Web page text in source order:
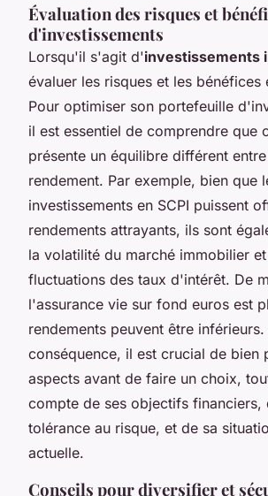
Évaluation des risques et
d'investissements
Lorsqu'il s'agit d'investissements
évaluer les risques et les bénéfices
Pour optimiser son portefeuille
il est essentiel de comprendre que
présente un équilibre différent
rendement. Par exemple, bien que
investissements en SCPI puissent
rendements attrayants, ils sont
la volatilité du marché immobilier
fluctuations des taux d'intérêt. De
l'assurance vie sur fond euros est
rendements peuvent être inférieurs.
conséquence, il est crucial de bien
aspects avant de faire un choix,
compte de ses objectifs financiers,
tolérance au risque, et de sa
actuelle.
Conseils pour diversifier et